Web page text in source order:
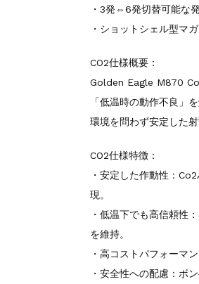
・3発⇔6発切替可能な
・ショットシェル型マ
CO2仕様概要：
Golden Eagle M870
「低温時の動作不良」
環境を問わず安定した
CO2仕様特徴：
・安定した作動性：
現。
・低温下でも高信頼性
を維持。
・高コストパフォーマ
・安全性への配慮：ボ